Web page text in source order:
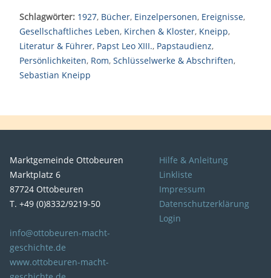
Schlagwörter: 1927, Bücher, Einzelpersonen, Ereignisse,
Gesellschaftliches Leben, Kirchen & Kloster, Kneipp,
Literatur & Führer, Papst Leo XIII., Papstaudienz,
Persönlichkeiten, Rom, Schlüsselwerke & Abschriften,
Sebastian Kneipp
Marktgemeinde Ottobeuren
Marktplatz 6
87724 Ottobeuren
T. +49 (0)8332/9219-50
info@ottobeuren-macht-
geschichte.de
www.ottobeuren-macht-
Hilfe & Anleitung
Linkliste
Impressum
Datenschutzerklärung
Login